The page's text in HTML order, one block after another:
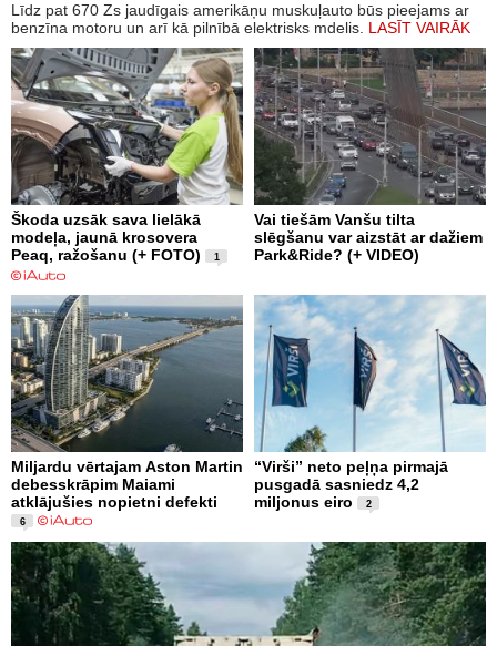
Līdz pat 670 Zs jaudīgais amerikāņu muskuļauto būs pieejams ar
benzīna motoru un arī kā pilnībā elektrisks mdelis. LASĪT VAIRĀK
Škoda uzsāk sava lielākā
modeļa, jaunā krosovera
Peaq, ražošanu (+ FOTO)
1
Vai tiešām Vanšu tilta
slēgšanu var aizstāt ar dažiem
Park&Ride? (+ VIDEO)
Miljardu vērtajam Aston Martin
debesskrāpim Maiami
atklājušies nopietni defekti
6
“Virši” neto peļņa pirmajā
pusgadā sasniedz 4,2
miljonus eiro
2